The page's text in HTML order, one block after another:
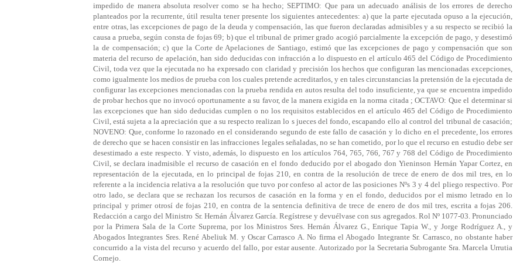
impedido de manera absoluta resolver como se ha hecho; SEPTIMO: Que para un adecuado análisis de los errores de derecho
planteados por la recurrente, útil resulta tener presente los siguientes antecedentes: a) que la parte ejecutada opuso a la ejecución,
entre otras, las excepciones de pago de la deuda y compensación, las que fueron declaradas admisibles y a su respecto se recibió la
causa a prueba, según consta de fojas 69; b) que el tribunal de primer grado acogió parcialmente la excepción de pago, y desestimó
la de compensación; c) que la Corte de Apelaciones de Santiago, estimó que las excepciones de pago y compensación que son
materia del recurso de apelación, han sido deducidas con infracción a lo dispuesto en el artículo 465 del Código de Procedimiento
Civil, toda vez que la ejecutada no ha expresado con claridad y precisión los hechos que configuran las mencionadas excepciones,
como igualmente los medios de prueba con los cuales pretende acreditarlos, y en tales circunstancias la pretensión de la ejecutada de
configurar las excepciones mencionadas con la prueba rendida en autos resulta del todo insuficiente, ya que se encuentra impedido
de probar hechos que no invocó oportunamente a su favor, de la manera exigida en la norma citada ; OCTAVO: Que el determinar si
las excepciones que han sido deducidas cumplen o no los requisitos establecidos en el artículo 465 del Código de Procedimiento
Civil, está sujeta a la apreciación que a su respecto realizan lo s jueces del fondo, escapando ello al control del tribunal de casación;
NOVENO: Que, conforme lo razonado en el considerando segundo de este fallo de casación y lo dicho en el precedente, los errores
de derecho que se hacen consistir en las infracciones legales señaladas, no se han cometido, por lo que el recurso en estudio debe ser
desestimado a este respecto. Y visto, además, lo dispuesto en los artículos 764, 765, 766, 767 y 768 del Código de Procedimiento
Civil, se declara inadmisible el recurso de casación en el fondo deducido por el abogado don Yieninson Hernán Yapar Cortez, en
representación de la ejecutada, en lo principal de fojas 210, en contra de la resolución de trece de enero de dos mil tres, en lo
referente a la incidencia relativa a la resolución que tuvo por confeso al actor de las posiciones Nºs 3 y 4 del pliego respectivo. Por
otro lado, se declara que se rechazan los recursos de casación en la forma y en el fondo, deducidos por el mismo letrado en lo
principal y primer otrosí de fojas 210, en contra de la sentencia definitiva de trece de enero de dos mil tres, escrita a fojas 206.
Redacción a cargo del Ministro Sr. Hernán Álvarez García. Regístrese y devuélvase con sus agregados. Rol Nº 1077-03. Pronunciado
por la Primera Sala de la Corte Suprema, por los Ministros Sres. Hernán Álvarez G., Enrique Tapia W., y Jorge Rodríguez A., y
Abogados Integrantes Sres. René Abeliuk M. y Oscar Carrasco A. No firma el Abogado Integrante Sr. Carrasco, no obstante haber
concurrido a la vista del recurso y acuerdo del fallo, por estar ausente. Autorizado por la Secretaria Subrogante Sra. Marcela Urrutia
Cornejo.